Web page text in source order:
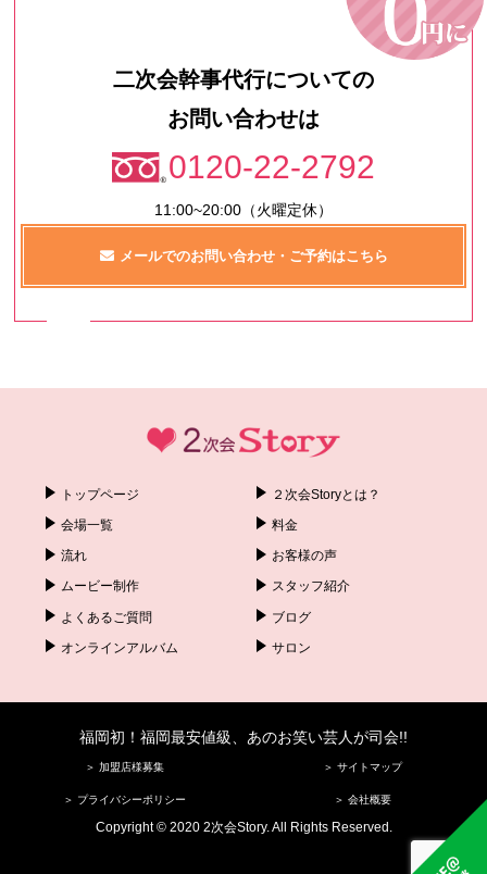
二次会幹事代行についての
お問い合わせは
0120-22-2792
11:00~20:00（火曜定休）
メールでのお問い合わせ・ご予約はこちら
トップページ ２次会Storyとは？
会場一覧 料金
流れ お客様の声
ムービー制作 スタッフ紹介
よくあるご質問 ブログ
オンラインアルバム サロン
福岡初！福岡最安値級、あのお笑い芸人が司会!!
＞ 加盟店様募集 ＞ サイトマップ
＞ プライバシーポリシー ＞ 会社概要
Copyright © 2020 2次会Story. All Rights Reserved.